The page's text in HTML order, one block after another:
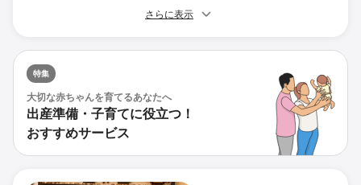
さらに表示
特集
大切な赤ちゃんを育てるあなたへ
出産準備・子育てに役立つ！
おすすめサービス